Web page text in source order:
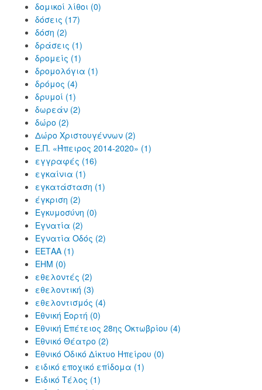
δομικοί λίθοι (0)
δόσεις (17)
δόση (2)
δράσεις (1)
δρομείς (1)
δρομολόγια (1)
δρόμος (4)
δρυμοί (1)
δωρεάν (2)
δώρο (2)
Δώρο Χριστουγέννων (2)
Ε.Π. «Ήπειρος 2014-2020» (1)
εγγραφές (16)
εγκαίνια (1)
εγκατάσταση (1)
έγκριση (2)
Εγκυμοσύνη (0)
Εγνατία (2)
Εγνατία Οδός (2)
ΕΕΤΑΑ (1)
ΕΗΜ (0)
εθελοντές (2)
εθελοντική (3)
εθελοντισμός (4)
Εθνική Εορτή (0)
Εθνική Επέτειος 28ης Οκτωβρίου (4)
Εθνικό Θέατρο (2)
Εθνικό Οδικό Δίκτυο Ηπείρου (0)
ειδικό εποχικό επίδομα (1)
Ειδικό Τέλος (1)